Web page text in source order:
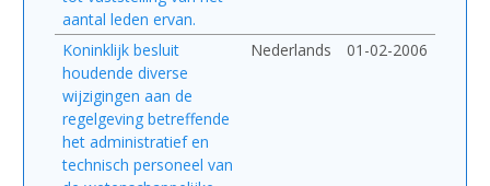
aantal leden ervan.
Koninklijk besluit
houdende diverse
wijzigingen aan de
regelgeving betreffende
het administratief en
technisch personeel van
Nederlands 01-02-2006